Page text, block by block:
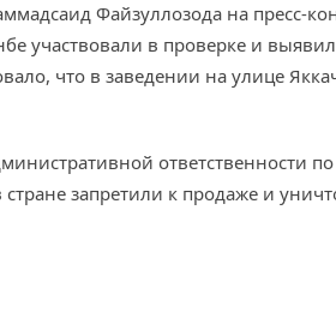
Файзуллозода на пресс-
участвовали в проверке и
что в заведении на улице
ответственности
запретили к продаже и